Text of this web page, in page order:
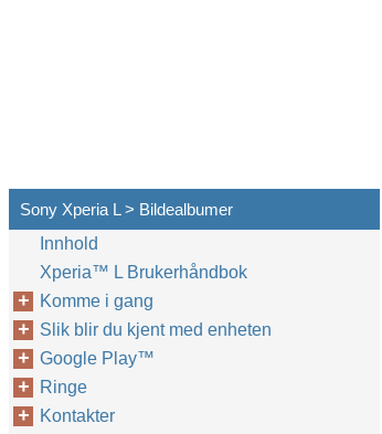
Sony Xperia L > Bildealbumer
Innhold
Xperia™‎ L Brukerhåndbok
Komme i gang
Slik blir du kjent med enheten
Google Play™‎
Ringe
Kontakter